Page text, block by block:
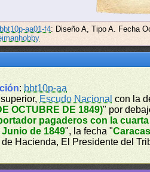
bbt10p-aa01-f4: Diseño A, Tipo A. Fecha
: bbt10p-aa
Escudo Nacional con la
OCTUBRE DE 1849)" por
pagaderos con la
de 1849", la fecha "
Hacienda, El Presidente del